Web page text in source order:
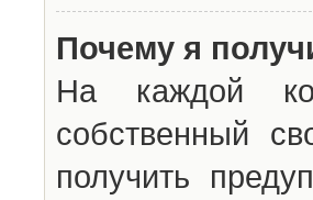
Почему я
На каждой
собственный
получить